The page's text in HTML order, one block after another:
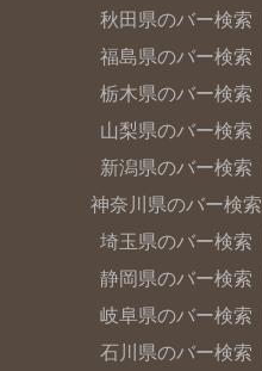
秋田県のバー検索
福島県のバー検索
栃木県のバー検索
山梨県のバー検索
新潟県のバー検索
神奈川県のバー検索
埼玉県のバー検索
静岡県のバー検索
岐阜県のバー検索
石川県のバー検索